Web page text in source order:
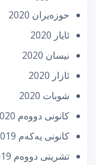
حوزه‌یران 2020
ئایار 2020
نیسان 2020
ئازار 2020
شوبات 2020
كانونی دووه‌م 2020
كانونی یه‌كه‌م 2019
تشرینی دووه‌م 2019